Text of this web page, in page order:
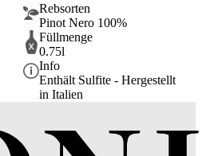
Rebsorten
Pinot Nero 100%
Füllmenge
0.75l
Info
Enthält Sulfite - Hergestellt
in Italien